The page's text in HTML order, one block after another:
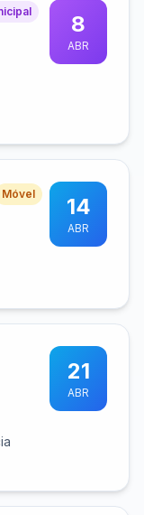
8
ABR
Móvel 14
ABR
21
ABR